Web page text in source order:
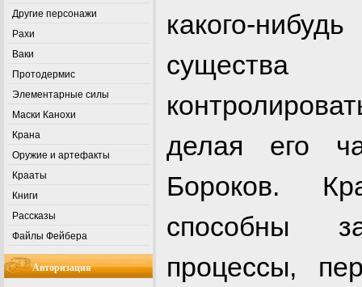
Другие персонажи
Рахи
Ваки
Протодермис
Элементарные силы
Маски Канохи
Крана
Оружие и артефакты
Крааты
Книги
Рассказы
Файлы Фейбера
Авторизация
какого-
делая его
Бороков.
способны
процессы,